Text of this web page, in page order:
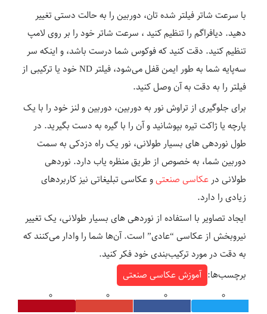
با سرعت شاتر فیلتر شده تان، دوربین را به حالت دستی تغییر
دهید. دیافراگم را تنظیم کنید ، سرعت شاتر خود را بر روی لامپ
تنظیم کنید. دقت کنید که فوکوس شما درست باشد، و اینکه سر
سه‌پایه شما به طور ایمن قفل می‌شود، فیلتر ND خود یا ترکیبی از
فیلتر را به دقت به آن وصل کنید.
برای جلوگیری از تراوش نور به دوربین، دوربین و لنز خود را با یک
پارچه یا ژاکت تیره بپوشانید و آن را با گیره به دست بگیرید. در
طول نوردهی های بسیار طولانی، نور یک راه دزدکی به سمت
دوربین شما، به خصوص از طریق منظره یاب دارد. نوردهی
طولانی درعکاسی صنعتیو عکاسی تبلیغاتی نیز کاربردهای
زیادی را دارد.
ایجاد تصاویر با استفاده از نوردهی های بسیار طولانی، یک تغییر
نیروبخش از عکاسی “عادی” است. آن‌ها شما را وادار می‌کنند که
به دقت در مورد ترکیب‌بندی خود فکر کنید.
برچسب‌ها: آموزش عکاسی صنعتی